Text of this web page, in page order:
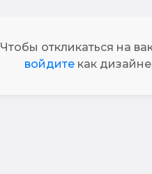
Чтобы откликаться на
войдитекак